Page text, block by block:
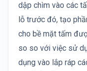
dập chìm vào các
lỗ trước đó, tạo
cho bề mặt tấm
so so với việc sử
dụng vào lắp ráp